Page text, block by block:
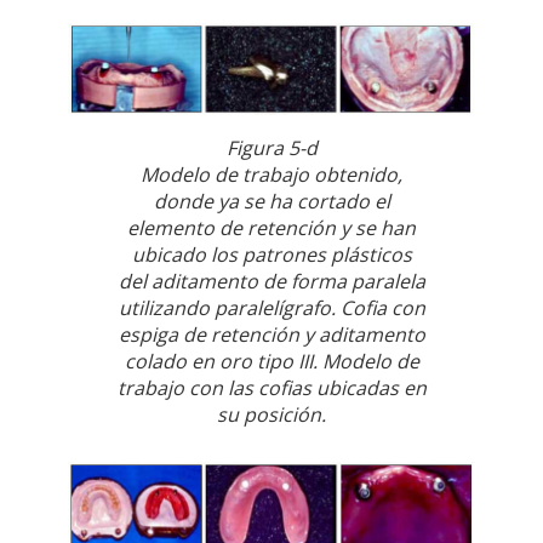
Figura 5-d
Modelo de trabajo obtenido,
donde ya se ha cortado el
elemento de retención y se han
ubicado los patrones plásticos
del aditamento de forma paralela
utilizando paralelígrafo. Cofia con
espiga de retención y aditamento
colado en oro tipo III. Modelo de
trabajo con las cofias ubicadas en
su posición.